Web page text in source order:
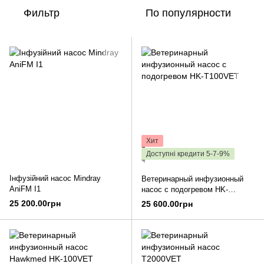
Фильтр По популярности
Інфузійний насос Mindray
AniFM I1
25 200.00грн
Хит
Доступні кредити 5-7-9%
Ветеринарный инфузионный
насос с подогревом HK-
T100VET
25 600.00грн